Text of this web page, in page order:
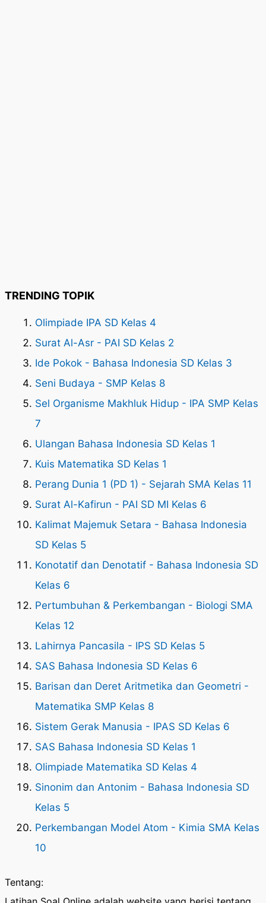
TRENDING TOPIK
Olimpiade IPA SD Kelas 4
Surat Al-Asr - PAI SD Kelas 2
Ide Pokok - Bahasa Indonesia SD Kelas 3
Seni Budaya - SMP Kelas 8
Sel Organisme Makhluk Hidup - IPA SMP Kelas
7
Ulangan Bahasa Indonesia SD Kelas 1
Kuis Matematika SD Kelas 1
Perang Dunia 1 (PD 1) - Sejarah SMA Kelas 11
Surat Al-Kafirun - PAI SD MI Kelas 6
Kalimat Majemuk Setara - Bahasa Indonesia
SD Kelas 5
Konotatif dan Denotatif - Bahasa Indonesia SD
Kelas 6
Pertumbuhan & Perkembangan - Biologi SMA
Kelas 12
Lahirnya Pancasila - IPS SD Kelas 5
SAS Bahasa Indonesia SD Kelas 6
Barisan dan Deret Aritmetika dan Geometri -
Matematika SMP Kelas 8
Sistem Gerak Manusia - IPAS SD Kelas 6
SAS Bahasa Indonesia SD Kelas 1
Olimpiade Matematika SD Kelas 4
Sinonim dan Antonim - Bahasa Indonesia SD
Kelas 5
Perkembangan Model Atom - Kimia SMA Kelas
10
Tentang: